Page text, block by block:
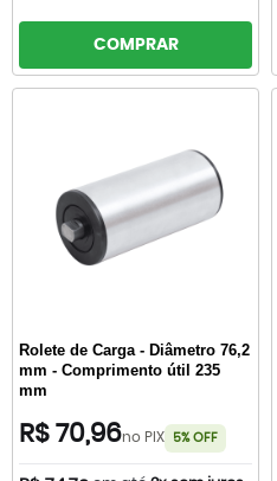
COMPRAR
Rolete de Carga - Diâmetro 76,2
mm - Comprimento útil 235
mm
R$ 70,96no PIX 5% OFF